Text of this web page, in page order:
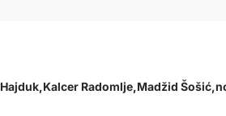
Hajduk Kalcer Radomlje Madžid Šošić